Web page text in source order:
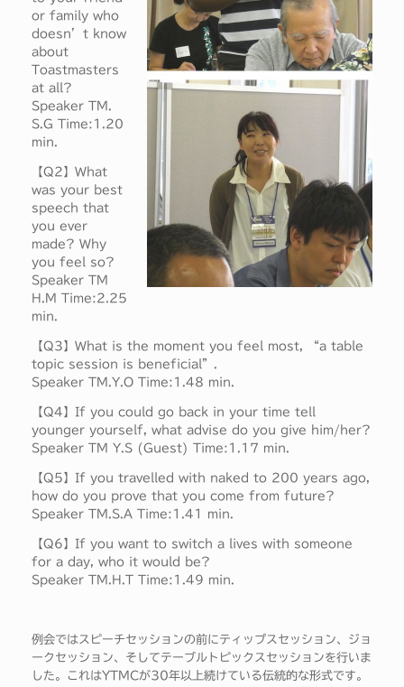
or family who
doesn’t know
about
Toastmasters
at all?
Speaker TM.
S.G Time:1.20
min.
【Q2】What
was your best
speech that
you ever
made? Why
you feel so?
Speaker TM
H.M Time:2.25
min.
【Q3】What is the moment you feel most, “a table
topic session is beneficial”.
Speaker TM.Y.O Time:1.48 min.
【Q4】If you could go back in your time tell
younger yourself, what advise do you give him/her?
Speaker TM Y.S (Guest) Time:1.17 min.
【Q5】If you travelled with naked to 200 years ago,
how do you prove that you come from future?
Speaker TM.S.A Time:1.41 min.
【Q6】If you want to switch a lives with someone
for a day, who it would be?
Speaker TM.H.T Time:1.49 min.
例会ではスピーチセッションの前にティップスセッション、ジョ
ークセッション、そしてテーブルトピックスセッションを行いま
した。これはYTMCが30年以上続けている伝統的な形式です。